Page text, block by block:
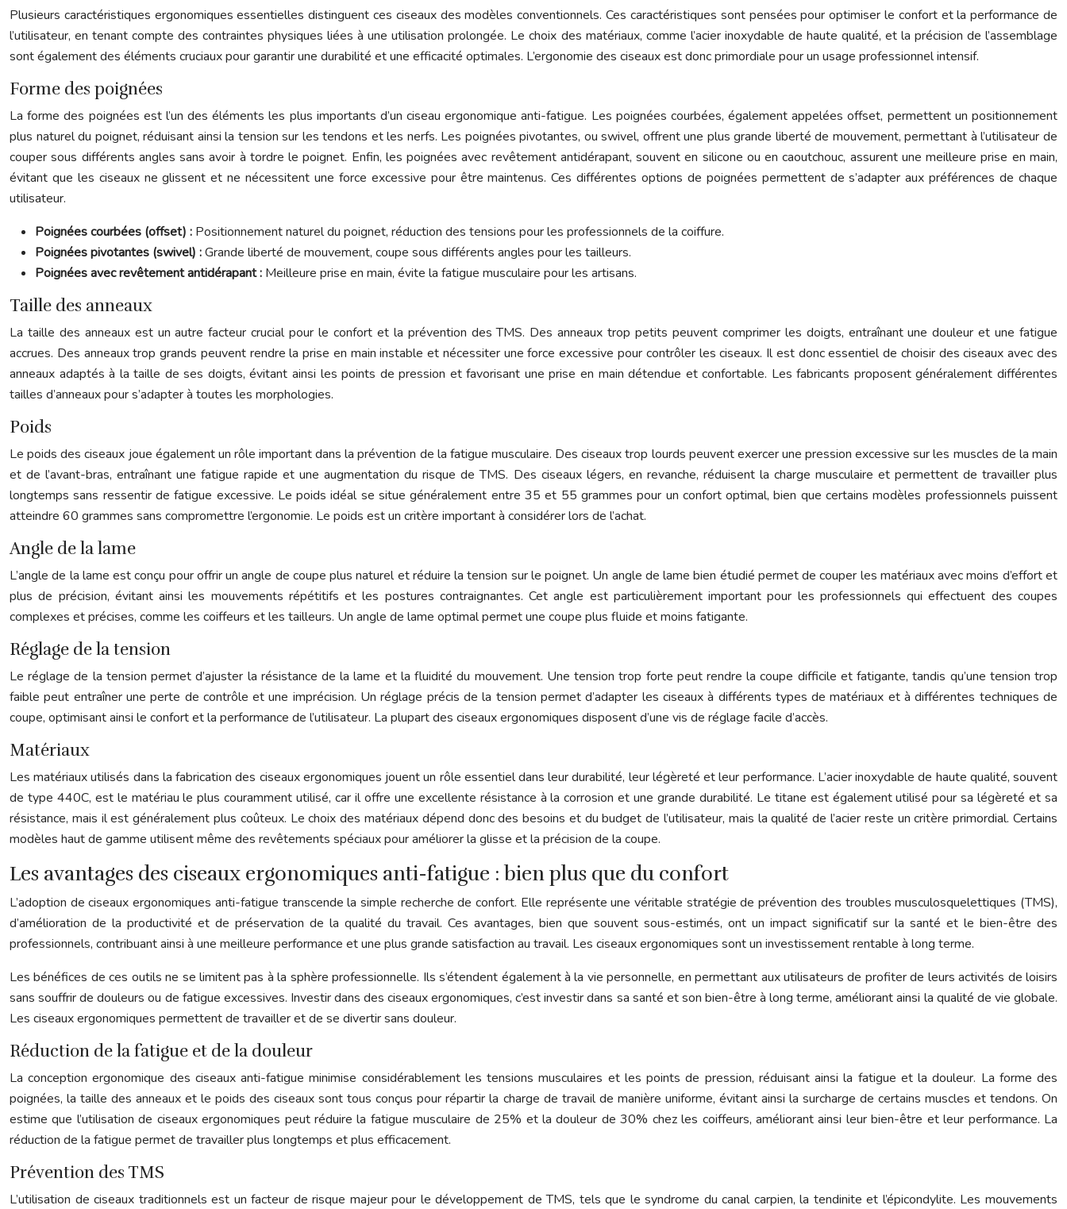
Plusieurs caractéristiques ergonomiques essentielles distinguent ces ciseaux des modèles conventionnels. Ces caractéristiques sont pensées pour optimiser le confort et la performance de
l’utilisateur, en tenant compte des contraintes physiques liées à une utilisation prolongée. Le choix des matériaux, comme l’acier inoxydable de haute qualité, et la précision de l’assemblage
sont également des éléments cruciaux pour garantir une durabilité et une efficacité optimales. L’ergonomie des ciseaux est donc primordiale pour un usage professionnel intensif.
Forme des poignées
La forme des poignées est l’un des éléments les plus importants d’un ciseau ergonomique anti-fatigue. Les poignées courbées, également appelées offset, permettent un positionnement
plus naturel du poignet, réduisant ainsi la tension sur les tendons et les nerfs. Les poignées pivotantes, ou swivel, offrent une plus grande liberté de mouvement, permettant à l’utilisateur de
couper sous différents angles sans avoir à tordre le poignet. Enfin, les poignées avec revêtement antidérapant, souvent en silicone ou en caoutchouc, assurent une meilleure prise en main,
évitant que les ciseaux ne glissent et ne nécessitent une force excessive pour être maintenus. Ces différentes options de poignées permettent de s’adapter aux préférences de chaque
utilisateur.
Poignées courbées (offset) : Positionnement naturel du poignet, réduction des tensions pour les professionnels de la coiffure.
Poignées pivotantes (swivel) :Grande liberté de mouvement, coupe sous différents angles pour les tailleurs.
Poignées avec revêtement antidérapant : Meilleure prise en main, évite la fatigue musculaire pour les artisans.
Taille des anneaux
La taille des anneaux est un autre facteur crucial pour le confort et la prévention des TMS. Des anneaux trop petits peuvent comprimer les doigts, entraînant une douleur et une fatigue
accrues. Des anneaux trop grands peuvent rendre la prise en main instable et nécessiter une force excessive pour contrôler les ciseaux. Il est donc essentiel de choisir des ciseaux avec des
anneaux adaptés à la taille de ses doigts, évitant ainsi les points de pression et favorisant une prise en main détendue et confortable. Les fabricants proposent généralement différentes
tailles d’anneaux pour s’adapter à toutes les morphologies.
Poids
Le poids des ciseaux joue également un rôle important dans la prévention de la fatigue musculaire. Des ciseaux trop lourds peuvent exercer une pression excessive sur les muscles de la main
et de l’avant-bras, entraînant une fatigue rapide et une augmentation du risque de TMS. Des ciseaux légers, en revanche, réduisent la charge musculaire et permettent de travailler plus
longtemps sans ressentir de fatigue excessive. Le poids idéal se situe généralement entre 35 et 55 grammes pour un confort optimal, bien que certains modèles professionnels puissent
atteindre 60 grammes sans compromettre l’ergonomie. Le poids est un critère important à considérer lors de l’achat.
Angle de la lame
L’angle de la lame est conçu pour offrir un angle de coupe plus naturel et réduire la tension sur le poignet. Un angle de lame bien étudié permet de couper les matériaux avec moins d’effort et
plus de précision, évitant ainsi les mouvements répétitifs et les postures contraignantes. Cet angle est particulièrement important pour les professionnels qui effectuent des coupes
complexes et précises, comme les coiffeurs et les tailleurs. Un angle de lame optimal permet une coupe plus fluide et moins fatigante.
Réglage de la tension
Le réglage de la tension permet d’ajuster la résistance de la lame et la fluidité du mouvement. Une tension trop forte peut rendre la coupe difficile et fatigante, tandis qu’une tension trop
faible peut entraîner une perte de contrôle et une imprécision. Un réglage précis de la tension permet d’adapter les ciseaux à différents types de matériaux et à différentes techniques de
coupe, optimisant ainsi le confort et la performance de l’utilisateur. La plupart des ciseaux ergonomiques disposent d’une vis de réglage facile d’accès.
Matériaux
Les matériaux utilisés dans la fabrication des ciseaux ergonomiques jouent un rôle essentiel dans leur durabilité, leur légèreté et leur performance. L’acier inoxydable de haute qualité, souvent
de type 440C, est le matériau le plus couramment utilisé, car il offre une excellente résistance à la corrosion et une grande durabilité. Le titane est également utilisé pour sa légèreté et sa
résistance, mais il est généralement plus coûteux. Le choix des matériaux dépend donc des besoins et du budget de l’utilisateur, mais la qualité de l’acier reste un critère primordial. Certains
modèles haut de gamme utilisent même des revêtements spéciaux pour améliorer la glisse et la précision de la coupe.
Les avantages des ciseaux ergonomiques anti-fatigue : bien plus que du confort
L’adoption de ciseaux ergonomiques anti-fatigue transcende la simple recherche de confort. Elle représente une véritable stratégie de prévention des troubles musculosquelettiques (TMS),
d’amélioration de la productivité et de préservation de la qualité du travail. Ces avantages, bien que souvent sous-estimés, ont un impact significatif sur la santé et le bien-être des
professionnels, contribuant ainsi à une meilleure performance et une plus grande satisfaction au travail. Les ciseaux ergonomiques sont un investissement rentable à long terme.
Les bénéfices de ces outils ne se limitent pas à la sphère professionnelle. Ils s’étendent également à la vie personnelle, en permettant aux utilisateurs de profiter de leurs activités de loisirs
sans souffrir de douleurs ou de fatigue excessives. Investir dans des ciseaux ergonomiques, c’est investir dans sa santé et son bien-être à long terme, améliorant ainsi la qualité de vie globale.
Les ciseaux ergonomiques permettent de travailler et de se divertir sans douleur.
Réduction de la fatigue et de la douleur
La conception ergonomique des ciseaux anti-fatigue minimise considérablement les tensions musculaires et les points de pression, réduisant ainsi la fatigue et la douleur. La forme des
poignées, la taille des anneaux et le poids des ciseaux sont tous conçus pour répartir la charge de travail de manière uniforme, évitant ainsi la surcharge de certains muscles et tendons. On
estime que l’utilisation de ciseaux ergonomiques peut réduire la fatigue musculaire de 25% et la douleur de 30% chez les coiffeurs, améliorant ainsi leur bien-être et leur performance. La
réduction de la fatigue permet de travailler plus longtemps et plus efficacement.
Prévention des TMS
L’utilisation de ciseaux traditionnels est un facteur de risque majeur pour le développement de TMS, tels que le syndrome du canal carpien, la tendinite et l’épicondylite. Les mouvements